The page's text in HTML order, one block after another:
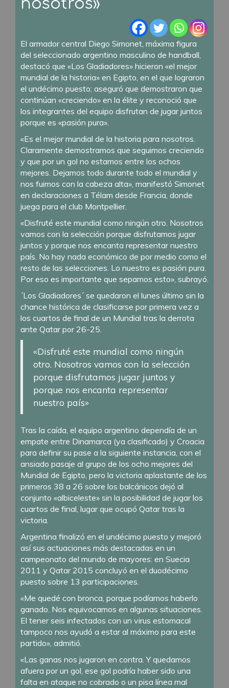
nosotros»
El armador central Diego Simonet, máxima figura
del seleccionado argentino masculino de handball,
destacó que «Los Gladiadores» hicieron «el mejor
mundial de la historia» en Egipto, en el que lograron
el undécimo puesto; aseguró que demostraron que
continúan «creciendo» en la élite y reconoció que
los integrantes del equipo disfrutan de jugar juntos
porque es «pasión pura».
«Es el mejor mundial de la historia para nosotros.
Claramente demostramos que seguimos creciendo
y que por un gol no estamos entre los ochos
mejores. Dejamos todo durante todo el mundial y
nos fuimos con la cabeza alta», manifestó Simonet
en declaraciones a Télam desde Francia, donde
juega para el club Montpellier.
«Disfruté este mundial como ningún otro. Nosotros
vamos con la selección porque disfrutamos jugar
juntos y porque nos encanta representar nuestro
país. No hay nada económico de por medio como el
resto de las selecciones. Lo nuestro es pasión pura.
Por eso es importante que sepamos esto», subrayó.
´Los Gladiadores´ se quedaron el lunes último sin la
chance histórica de clasificarse por primera vez a
los cuartos de final de un Mundial tras la derrota
ante Qatar por 26-25.
«Disfruté este mundial como ningún
otro. Nosotros vamos con la selección
porque disfrutamos jugar juntos y
porque nos encanta representar
nuestro país»
Tras la caída, el equipo argentino dependía de un
empate entre Dinamarca (ya clasificado) y Croacia
para definir su pase a la siguiente instancia, con el
ansiado pasaje al grupo de los ocho mejores del
Mundial de Egipto, pero la victoria aplastante de los
primeros 38 a 26 sobre los balcánicos dejó al
conjunto «albiceleste» sin la posibilidad de jugar los
cuartos de final, lugar que ocupó Qatar tras la
victoria.
Argentina finalizó en el undécimo puesto y mejoró
así sus actuaciones más destacadas en un
campeonato del mundo de mayores: en Suecia
2011 y Qatar 2015 concluyó en el duodécimo
puesto sobre 13 participaciones.
«Me quedé con bronca, porque podíamos haberlo
ganado. Nos equivocamos en algunas situaciones.
El tener seis infectados con un virus estomacal
tampoco nos ayudó a estar al máximo para este
partido», admitió.
«Las ganas nos jugaron en contra. Y quedamos
afuera por un gol, ese gol podría haber sido una
falta en ataque no cobrado o un pisa línea mal